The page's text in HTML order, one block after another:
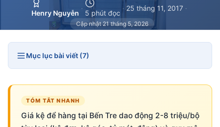
Henry Nguyễn
·
5 phút đọc
· 25 tháng 11, 2017 ·
Cập nhật 21 tháng 5, 2026
Mục lục bài viết (7)
TÓM TẮT NHANH
Giá kệ để hàng tại Bến Tre dao động 2-8 triệu/bộ